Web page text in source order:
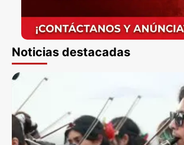
Noticias destacadas